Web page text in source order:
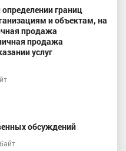
границ
и объектам, на
продажа
продажа
услуг
обсуждений